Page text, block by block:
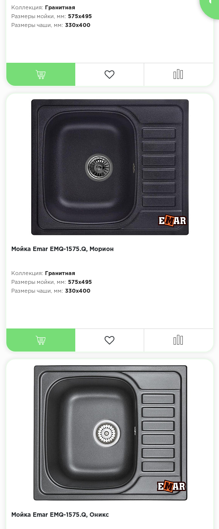
Коллекция:
Гранитная
Размеры мойки, мм: 575х495
Размеры чаши, мм: 330х400
Мойка Emar EMQ-1575.Q, Морион
Коллекция:
Гранитная
Размеры мойки, мм: 575х495
Размеры чаши, мм: 330х400
Мойка Emar EMQ-1575.Q, Оникс